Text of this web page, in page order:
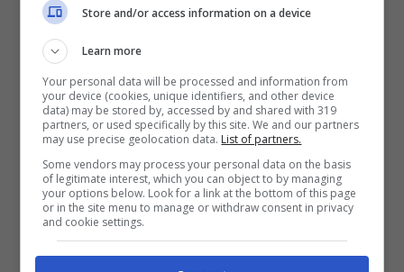
più seri può compromettere le facoltà
respiratorie, congiuntivite e scialorrea
(abbondante salivazione).
Infezione da Calicivirus: malattia
prettamente respiratoria che colpisce le vie
aeree. Oltre ai sintomi simili alla rinotracheite
come scolo dal naso e congiuntivite, nei casi
Store and/or access information on a device
Learn more
Your personal data will be processed and information from
your device (cookies, unique identifiers, and other device
data) may be stored by, accessed by and shared with 319
partners, or used specifically by this site. We and our partners
may use precise geolocation data. List of partners.
Some vendors may process your personal data on the basis
of legitimate interest, which you can object to by managing
your options below. Look for a link at the bottom of this page
or in the site menu to manage or withdraw consent in privacy
and cookie settings.